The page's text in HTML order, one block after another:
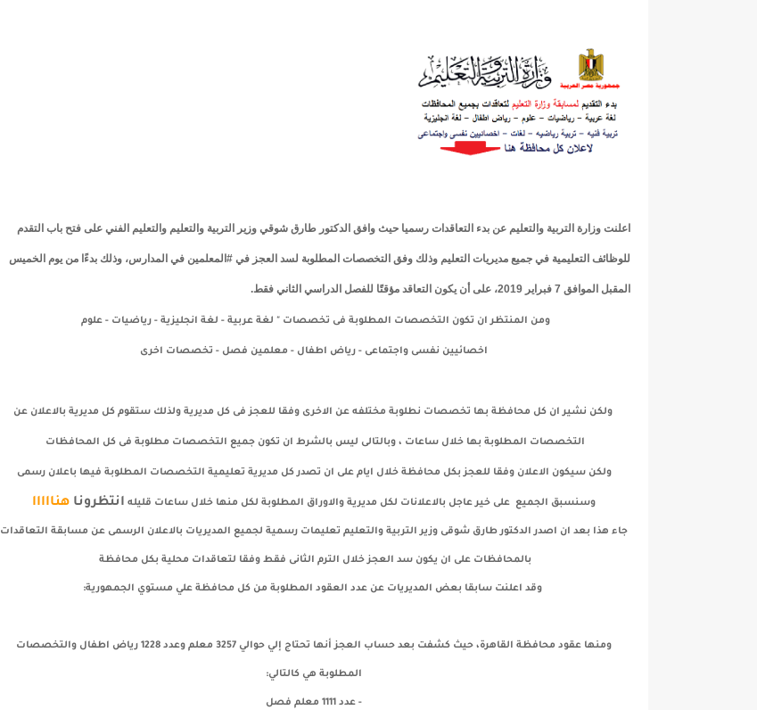
اعلنت وزارة التربية والتعليم عن بدء التعاقدات رسميا حيث وافق الدكتور طارق شوقي وزير التربية والتعليم والتعليم الفني على فتح باب التقدم
للوظائف التعليمية في جميع مديريات التعليم وذلك وفق التخصصات المطلوبة لسد العجز في #المعلمين في المدارس، وذلك بدءًا من يوم الخميس
المقبل الموافق 7 فبراير 2019، على أن يكون التعاقد مؤقتًا للفصل الدراسي الثاني فقط.
ومن المنتظر ان تكون التخصصات المطلوبة فى تخصصات " لغة عربية - لغة انجليزية - رياضيات - علوم
اخصائيين نفسى واجتماعى - رياض اطفال - معلمين فصل - تخصصات اخرى
ولكن نشير ان كل محافظة بها تخصصات نطلوبة مختلفه عن الاخرى وفقا للعجز فى كل مديرية ولذلك ستقوم كل مديرية بالاعلان عن
التخصصات المطلوبة بها خلال ساعات ، وبالتالى ليس بالشرط ان تكون جميع التخصصات مطلوبة فى كل المحافظات
ولكن سيكون الاعلان وفقا للعجز بكل محافظة خلال ايامعلى ان تصدر كل مديرية تعليمية التخصصات المطلوبة فيها باعلان رسمى
وسنسبق الجميع على خير عاجل بالاعلانات لكل مديرية والاوراق المطلوبة لكل منها خلال ساعات قليله انتظرونا هنااااا
جاء هذا بعد ان اصدر الدكتور طارق شوقى وزير التربية والتعليم تعليمات رسمية لجميع المديريات بالاعلان الرسمى عن مسابقة التعاقدات
بالمحافظات على ان يكون سد العجز خلال الترم الثانى فقط وفقا لتعاقدات محلية بكل محافظة
وقد اعلنت سابقا بعض المديريات عن عدد العقود المطلوبة من كل محافظة علي مستوي الجمهورية:
ومنها عقود محافظة القاهرة، حيث كشفت بعد حساب العجز أنها تحتاج إلي حوالي 3257 معلم وعدد 1228 رياض اطفال والتخصصات
المطلوبة هي كالتالي:
- عدد 1111 معلم فصل